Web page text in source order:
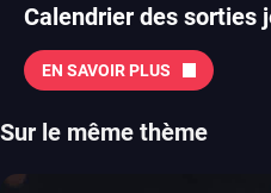
Calendrier des sorties
EN SAVOIR PLUS
Sur le même thème